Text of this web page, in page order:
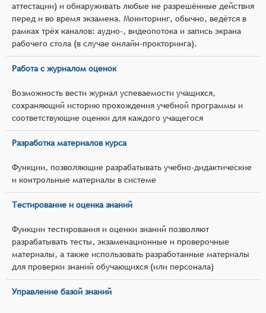
аттестации) и обнаруживать любые не разрешённые действия
перед и во время экзамена. Мониторинг, обычно, ведётся в
рамках трёх каналов: аудио-, видеопотока и запись экрана
рабочего стола (в случае онлайн-прокторинга).
Работа с журналом оценок
Возможность вести журнал успеваемости учащихся,
сохраняющий историю прохождения учебной программы и
соответствующие оценки для каждого учащегося
Разработка материалов курса
Функции, позволяющие разрабатывать учебно-дидактические
и контрольные материалы в системе
Тестирование и оценка знаний
Функции тестирования и оценки знаний позволяют
разрабатывать тесты, экзаменационные и проверочные
материалы, а также использовать разработанные материалы
для проверки знаний обучающихся (или персонала)
Управление базой знаний